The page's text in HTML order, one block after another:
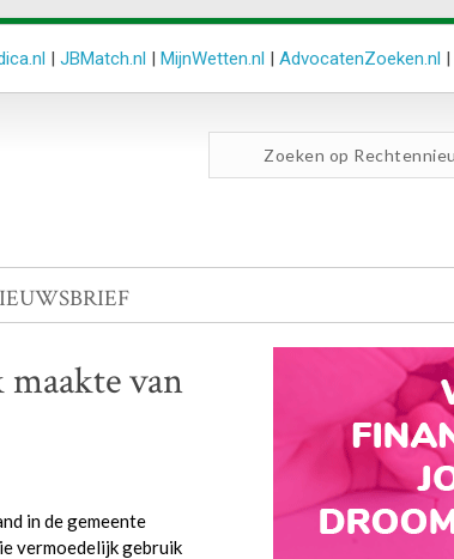
| JBMatch.nl | MijnWetten.nl | AdvocatenZoeken.nl |
van
in de gemeente
vermoedelijk gebruik